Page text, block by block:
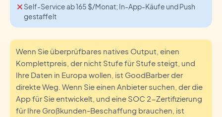
Self-Service ab 165 $/Monat; In-App-Käufe und Push
gestaffelt
Wenn Sie überprüfbares natives Output, einen
Komplettpreis, der nicht Stufe für Stufe steigt, und
Ihre Daten in Europa wollen, ist GoodBarber der
direkte Weg. Wenn Sie einen Anbieter suchen, der die
App für Sie entwickelt, und eine SOC 2-Zertifizierung
für Ihre Großkunden-Beschaffung brauchen, ist